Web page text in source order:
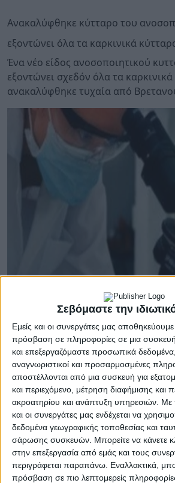
Σεβόμαστε την
Εμείς και οι συνεργάτες μας
πρόσβαση σε πληροφορίες σε μια
και επεξεργαζόμαστε προσωπικά
αναγνωριστικοί και προσαρμοσμένες
αποστέλλονται από μια συσκευή για
και περιεχόμενο, μέτρηση διαφήμισης και
ακροατηρίου και ανάπτυξη υπηρεσιών. Με
και οι συνεργάτες μας ενδέχεται να
δεδομένα γεωγραφικής τοποθεσίας και
σάρωσης συσκευών. Μπορείτε να κάνετε
στην επεξεργασία από εμάς και τους
περιγράφεται παραπάνω. Εναλλακτικά,
πρόσβαση σε πιο λεπτομερείς πληροφορίες
Ανακαλύφθηκε κύτταρο του
εξοντώνει όλα τα καρκινικά
Ένα νέο είδος ανοσοποιητικού
εξοντώνει σχεδόν όλα τα
ανακαλύφθηκε τυχαία από
επιμέλεια medlabnews.griatrikanea
Ένα νέο είδος ανοσοποιητικού
εξοντώνει σχεδόν όλα τα
ανακαλύφθηκε τυχαία από
οποίοι -αν και είναι ακόμη νωρίς-
ίσως στο μέλλον η ανακάλυψη τους
ιστορική για τη θεραπεία του
πρέπει να επιβεβαιωθεί μετά από
ανθρώπους.